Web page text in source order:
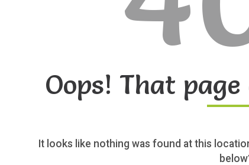
Oops! That
It looks like nothing was found at this